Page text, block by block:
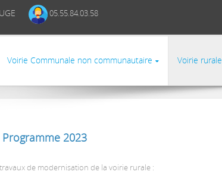
05.55.84.03.58
Voirie Communale non communautaire Voirie rurale
2023
de modernisation de la voirie rurale :